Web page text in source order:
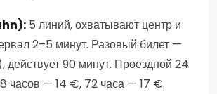
5 линий, охватывают центр и
2–5 минут. Разовый билет —
90 минут. Проездной 24
часов — 14 €, 72 часа — 17 €.